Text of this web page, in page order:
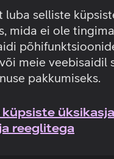
luba selliste
mida ei ole
meie veebisaidil
pakkumiseks.
reeglitega
viga